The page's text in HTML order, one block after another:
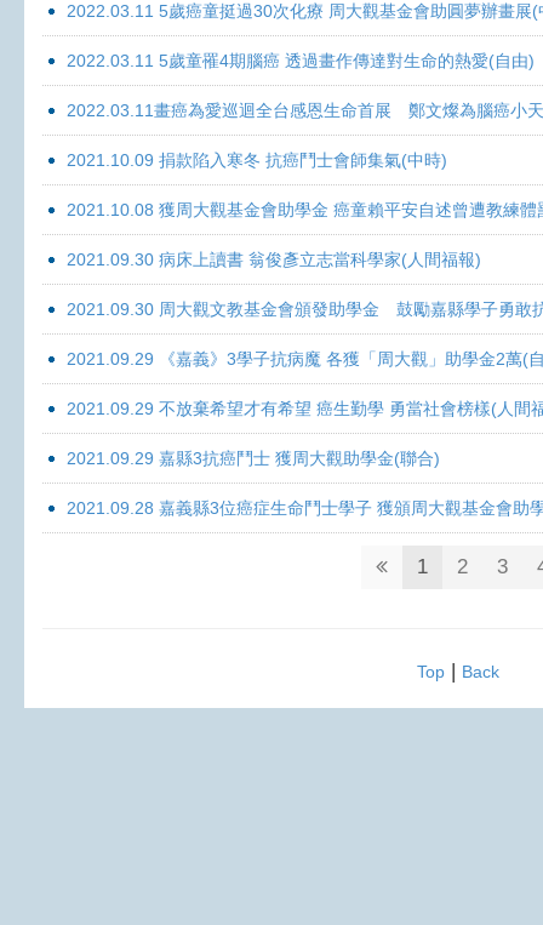
2022.03.11 5歲癌童挺過30次化療 周大觀基金會助圓夢辦畫展
2022.03.11 5歲童罹4期腦癌 透過畫作傳達對生命的熱愛(自由)
2022.03.11畫癌為愛巡迴全台感恩生命首展 鄭文燦為腦癌小
2021.10.09 捐款陷入寒冬 抗癌鬥士會師集氣(中時)
2021.10.08 獲周大觀基金會助學金 癌童賴平安自述曾遭教練體
2021.09.30 病床上讀書 翁俊彥立志當科學家(人間福報)
2021.09.30 周大觀文教基金會頒發助學金 鼓勵嘉縣學子勇敢
2021.09.29 《嘉義》3學子抗病魔 各獲「周大觀」助學金2萬(
2021.09.29 不放棄希望才有希望 癌生勤學 勇當社會榜樣(人間
2021.09.29 嘉縣3抗癌鬥士 獲周大觀助學金(聯合)
2021.09.28 嘉義縣3位癌症生命鬥士學子 獲頒周大觀基金會助
1 2 3
Top| Back